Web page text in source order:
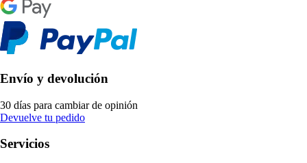
Envío y devolución
30 días para cambiar de opinión
Devuelve tu pedido
Servicios